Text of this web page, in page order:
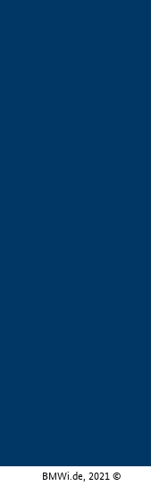
BMWi.de, 2021 ©